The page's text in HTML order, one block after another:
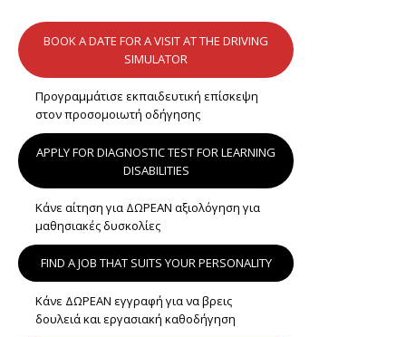
BOOK A DATE FOR A VISIT AT THE DRIVING
SIMULATOR
Προγραμμάτισε εκπαιδευτική επίσκεψη
στον προσομοιωτή οδήγησης
APPLY FOR DIAGNOSTIC TEST FOR LEARNING
DISABILITIES
Κάνε αίτηση για ΔΩΡΕΑΝ αξιολόγηση για
μαθησιακές δυσκολίες
FIND A JOB THAT SUITS YOUR PERSONALITY
Κάνε ΔΩΡΕΑΝ εγγραφή για να βρεις
δουλειά και εργασιακή καθοδήγηση